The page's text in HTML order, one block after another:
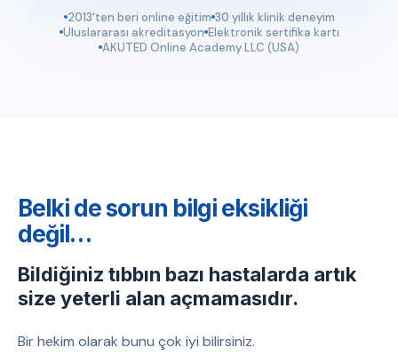
2013'ten beri online eğitim 30 yıllık klinik deneyim
Uluslararası akreditasyon Elektronik sertifika kartı
AKUTED Online Academy LLC (USA)
Belki de sorun bilgi eksikliği
değil…
Bildiğiniz tıbbın bazı hastalarda artık
size yeterli alan açmamasıdır.
Bir hekim olarak bunu çok iyi bilirsiniz.